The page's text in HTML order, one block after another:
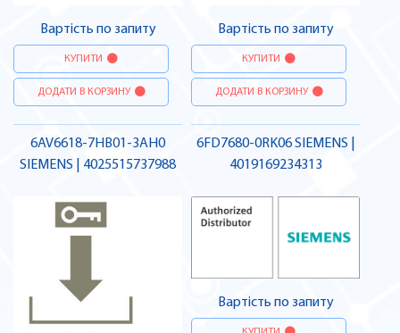
Вартість по запиту
КУПИТИ
ДОДАТИ В КОРЗИНУ
Вартість по запиту
КУПИТИ
ДОДАТИ В КОРЗИНУ
6AV6618-7HB01-3AH0
SIEMENS | 4025515737988
6FD7680-0RK06 SIEMENS |
4019169234313
Вартість по запиту